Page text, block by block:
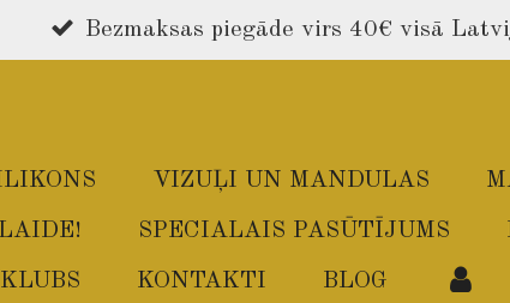
Bezmaksas piegāde virs 40€ visā
VIZUĻI UN MANDULAS
SPECIALAIS PASŪTĪJUMS
KONTAKTI BLOG